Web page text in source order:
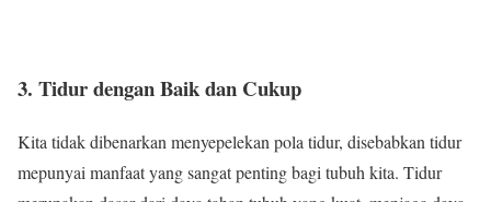
3. Tidur dengan Baik dan Cukup
Kita tidak dibenarkan menyepelekan pola tidur, disebabkan tidur
mepunyai manfaat yang sangat penting bagi tubuh kita. Tidur